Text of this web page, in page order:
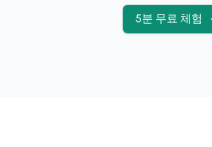
5분 무료 체험